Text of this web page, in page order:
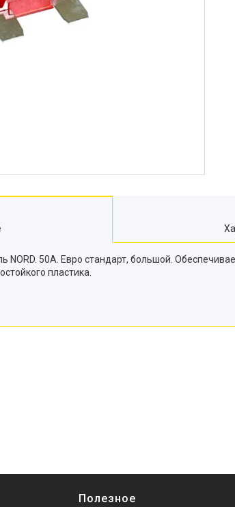
NORD. 50A. Евро стандарт, большой.
пластика.
Полезное